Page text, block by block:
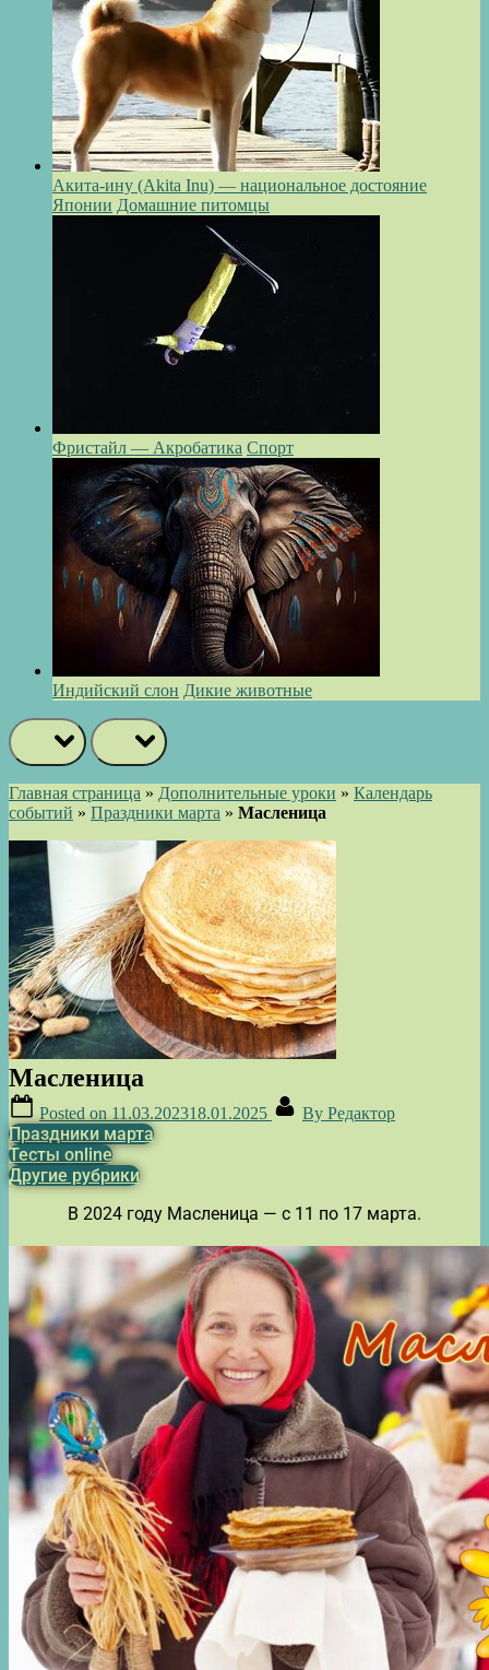
Акита-ину (Akita Inu) — национальное достояние
Японии Домашние питомцы
Фристайл — Акробатика Спорт
Индийский слон Дикие животные
Главная страница » Дополнительные уроки » Календарь
событий » Праздники марта » Масленица
Масленица
Posted on 11.03.202318.01.2025 By Редактор
Праздники марта
Тесты online
Другие рубрики
В 2024 году Масленица — с 11 по 17 марта.